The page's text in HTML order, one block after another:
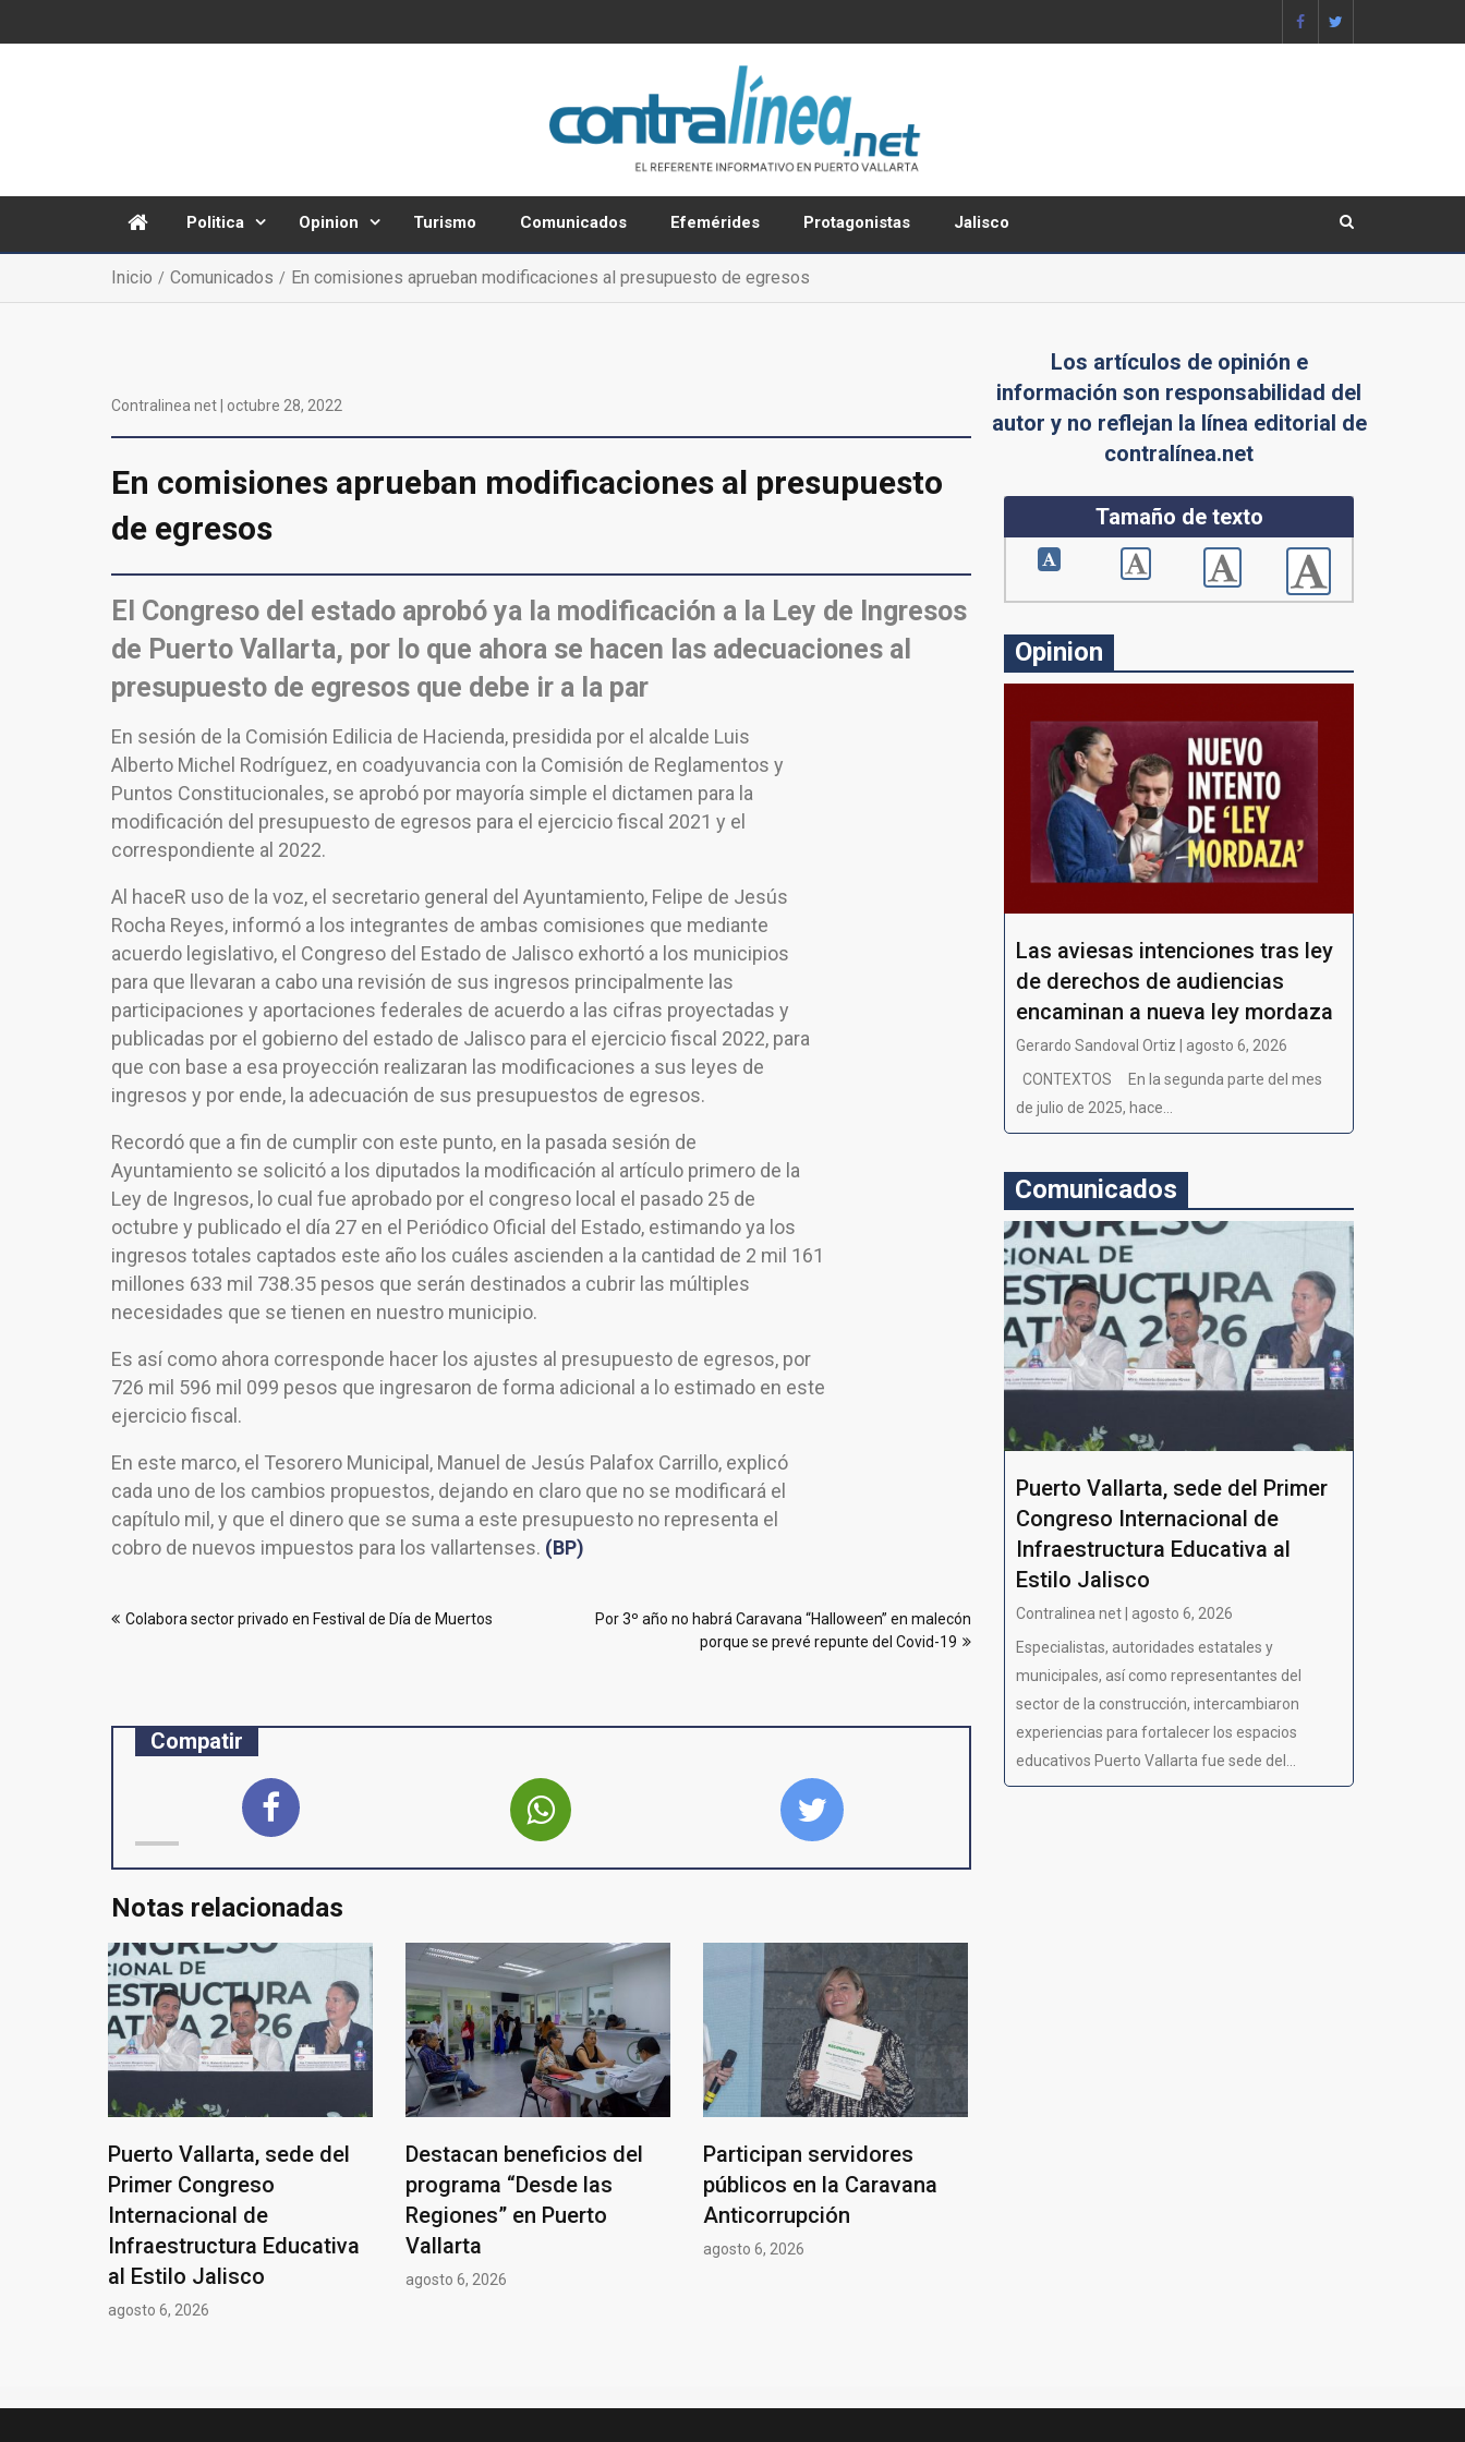
Politica Opinion Turismo Comunicados Efemérides Protagonistas Jalisco
Inicio Comunicados En comisiones aprueban modificaciones al presupuesto de egresos
Contralinea net | octubre 28, 2022
En comisiones aprueban modificaciones al presupuesto
de egresos
El Congreso del estado aprobó ya la modificación a la Ley de Ingresos
de Puerto Vallarta, por lo que ahora se hacen las adecuaciones al
presupuesto de egresos que debe ir a la par
En sesión de la Comisión Edilicia de Hacienda, presidida por el alcalde Luis
Alberto Michel Rodríguez, en coadyuvancia con la Comisión de Reglamentos y
Puntos Constitucionales, se aprobó por mayoría simple el dictamen para la
modificación del presupuesto de egresos para el ejercicio fiscal 2021 y el
correspondiente al 2022.
Al haceR uso de la voz, el secretario general del Ayuntamiento, Felipe de Jesús
Rocha Reyes, informó a los integrantes de ambas comisiones que mediante
acuerdo legislativo, el Congreso del Estado de Jalisco exhortó a los municipios
para que llevaran a cabo una revisión de sus ingresos principalmente las
participaciones y aportaciones federales de acuerdo a las cifras proyectadas y
publicadas por el gobierno del estado de Jalisco para el ejercicio fiscal 2022, para
que con base a esa proyección realizaran las modificaciones a sus leyes de
ingresos y por ende, la adecuación de sus presupuestos de egresos.
Recordó que a fin de cumplir con este punto, en la pasada sesión de
Ayuntamiento se solicitó a los diputados la modificación al artículo primero de la
Ley de Ingresos, lo cual fue aprobado por el congreso local el pasado 25 de
octubre y publicado el día 27 en el Periódico Oficial del Estado, estimando ya los
ingresos totales captados este año los cuáles ascienden a la cantidad de 2 mil 161
millones 633 mil 738.35 pesos que serán destinados a cubrir las múltiples
necesidades que se tienen en nuestro municipio.
Es así como ahora corresponde hacer los ajustes al presupuesto de egresos, por
726 mil 596 mil 099 pesos que ingresaron de forma adicional a lo estimado en este
ejercicio fiscal.
En este marco, el Tesorero Municipal, Manuel de Jesús Palafox Carrillo, explicó
cada uno de los cambios propuestos, dejando en claro que no se modificará el
capítulo mil, y que el dinero que se suma a este presupuesto no representa el
cobro de nuevos impuestos para los vallartenses. (BP)
deColabora sector privado en Festival de Día de Muertos
Por 3º año no habrá Caravana “Halloween” en malecón
porque se prevé repunte del Covid-19
Compatir
Notas relacionadas
Puerto Vallarta, sede del
Primer Congreso
Internacional de
Infraestructura Educativa
al Estilo Jalisco
agosto 6, 2026
Destacan beneficios del
programa “Desde las
Regiones” en Puerto
Vallarta
agosto 6, 2026
Participan servidores
públicos en la Caravana
Anticorrupción
agosto 6, 2026
Los artículos de opinión e
información son responsabilidad del
autor y no reflejan la línea editorial de
contralínea.net
Tamaño de texto
Opinion
Las aviesas intenciones tras ley
de derechos de audiencias
encaminan a nueva ley mordaza
Gerardo Sandoval Ortiz | agosto 6, 2026
CONTEXTOS En la segunda parte del mes
de julio de 2025, hace...
Comunicados
Puerto Vallarta, sede del Primer
Congreso Internacional de
Infraestructura Educativa al
Estilo Jalisco
Contralinea net | agosto 6, 2026
Especialistas, autoridades estatales y
municipales, así como representantes del
sector de la construcción, intercambiaron
experiencias para fortalecer los espacios
educativos Puerto Vallarta fue sede del...